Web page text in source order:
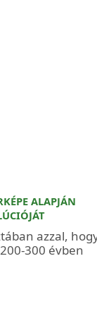
ALAPJÁN
azzal,
300 évben